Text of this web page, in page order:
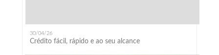
30/04/26
Crédito fácil, rápido e ao seu alcance